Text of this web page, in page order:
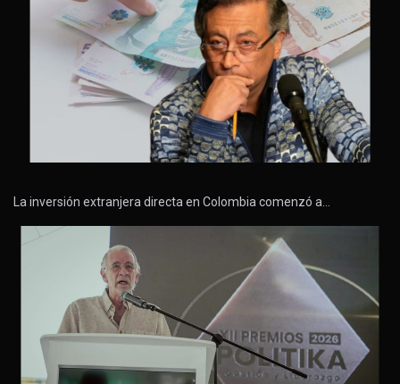
La inversión extranjera directa en Colombia comenzó a…